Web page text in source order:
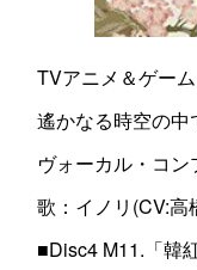
TVアニメ＆ゲーム
遙かなる時空の中
ヴォーカル・コン
歌：イノリ(CV:高
■Disc4 M11.「韓